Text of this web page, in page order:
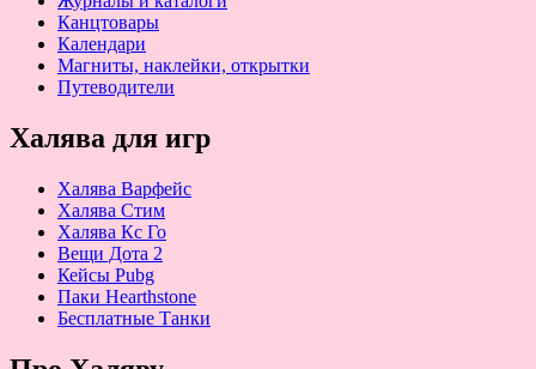
Канцтовары
Календари
Магниты, наклейки, открытки
Путеводители
Халява для игр
Халява Варфейс
Халява Стим
Халява Кс Го
Вещи Дота 2
Кейсы Pubg
Паки Hearthstone
Бесплатные Танки